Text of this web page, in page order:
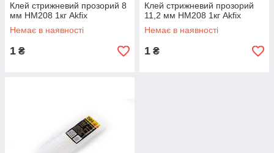
Клей стрижневий прозорий 8
мм HM208 1кг Akfix
Немає в наявності
1 ₴
Клей стрижневий прозорий
11,2 мм HM208 1кг Akfix
Немає в наявності
1 ₴